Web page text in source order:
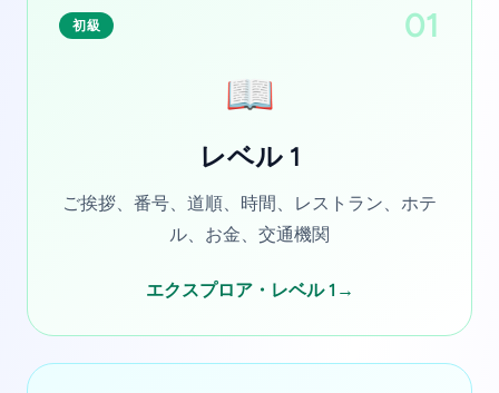
初級 01
📖
レベル 1
ご挨拶、番号、道順、時間、レストラン、ホテ
ル、お金、交通機関
エクスプロア・レベル 1 →